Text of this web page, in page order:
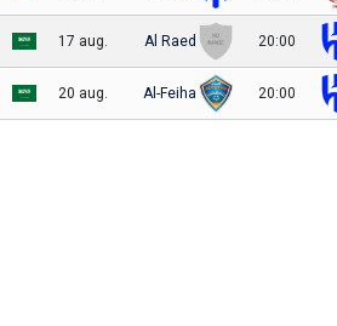
17 aug. Al Raed 20:00
20 aug. Al-Feiha 20:00